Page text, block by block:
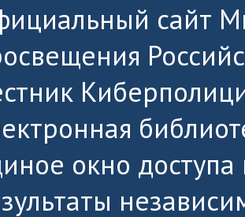
сайт
окно